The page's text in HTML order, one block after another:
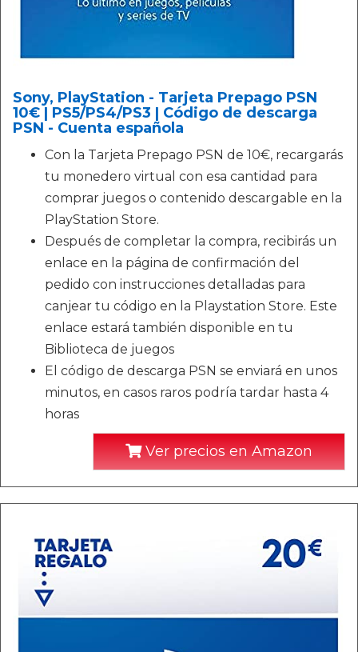
Sony, PlayStation - Tarjeta Prepago PSN
10€ | PS5/PS4/PS3 | Código de descarga
PSN - Cuenta española
Con la Tarjeta Prepago PSN de 10€, recargarás
tu monedero virtual con esa cantidad para
comprar juegos o contenido descargable en la
PlayStation Store.
Después de completar la compra, recibirás un
enlace en la página de confirmación del
pedido con instrucciones detalladas para
canjear tu código en la Playstation Store. Este
enlace estará también disponible en tu
Biblioteca de juegos
El código de descarga PSN se enviará en unos
minutos, en casos raros podría tardar hasta 4
horas
Ver precios en Amazon